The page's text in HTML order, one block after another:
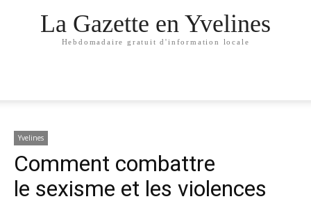
La Gazette en Yvelines
Hebdomadaire gratuit d'information locale
Yvelines
Comment combattre
le sexisme et les violences